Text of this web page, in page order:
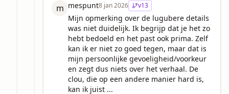
m mespunt8 jan 2026 v13
Mijn opmerking over de lugubere details
was niet duidelijk. Ik begrijp dat je het zo
hebt bedoeld en het past ook prima. Zelf
kan ik er niet zo goed tegen, maar dat is
mijn persoonlijke gevoeligheid/voorkeur
en zegt dus niets over het verhaal. De
clou, die op een andere manier hard is,
kan ik juist ...